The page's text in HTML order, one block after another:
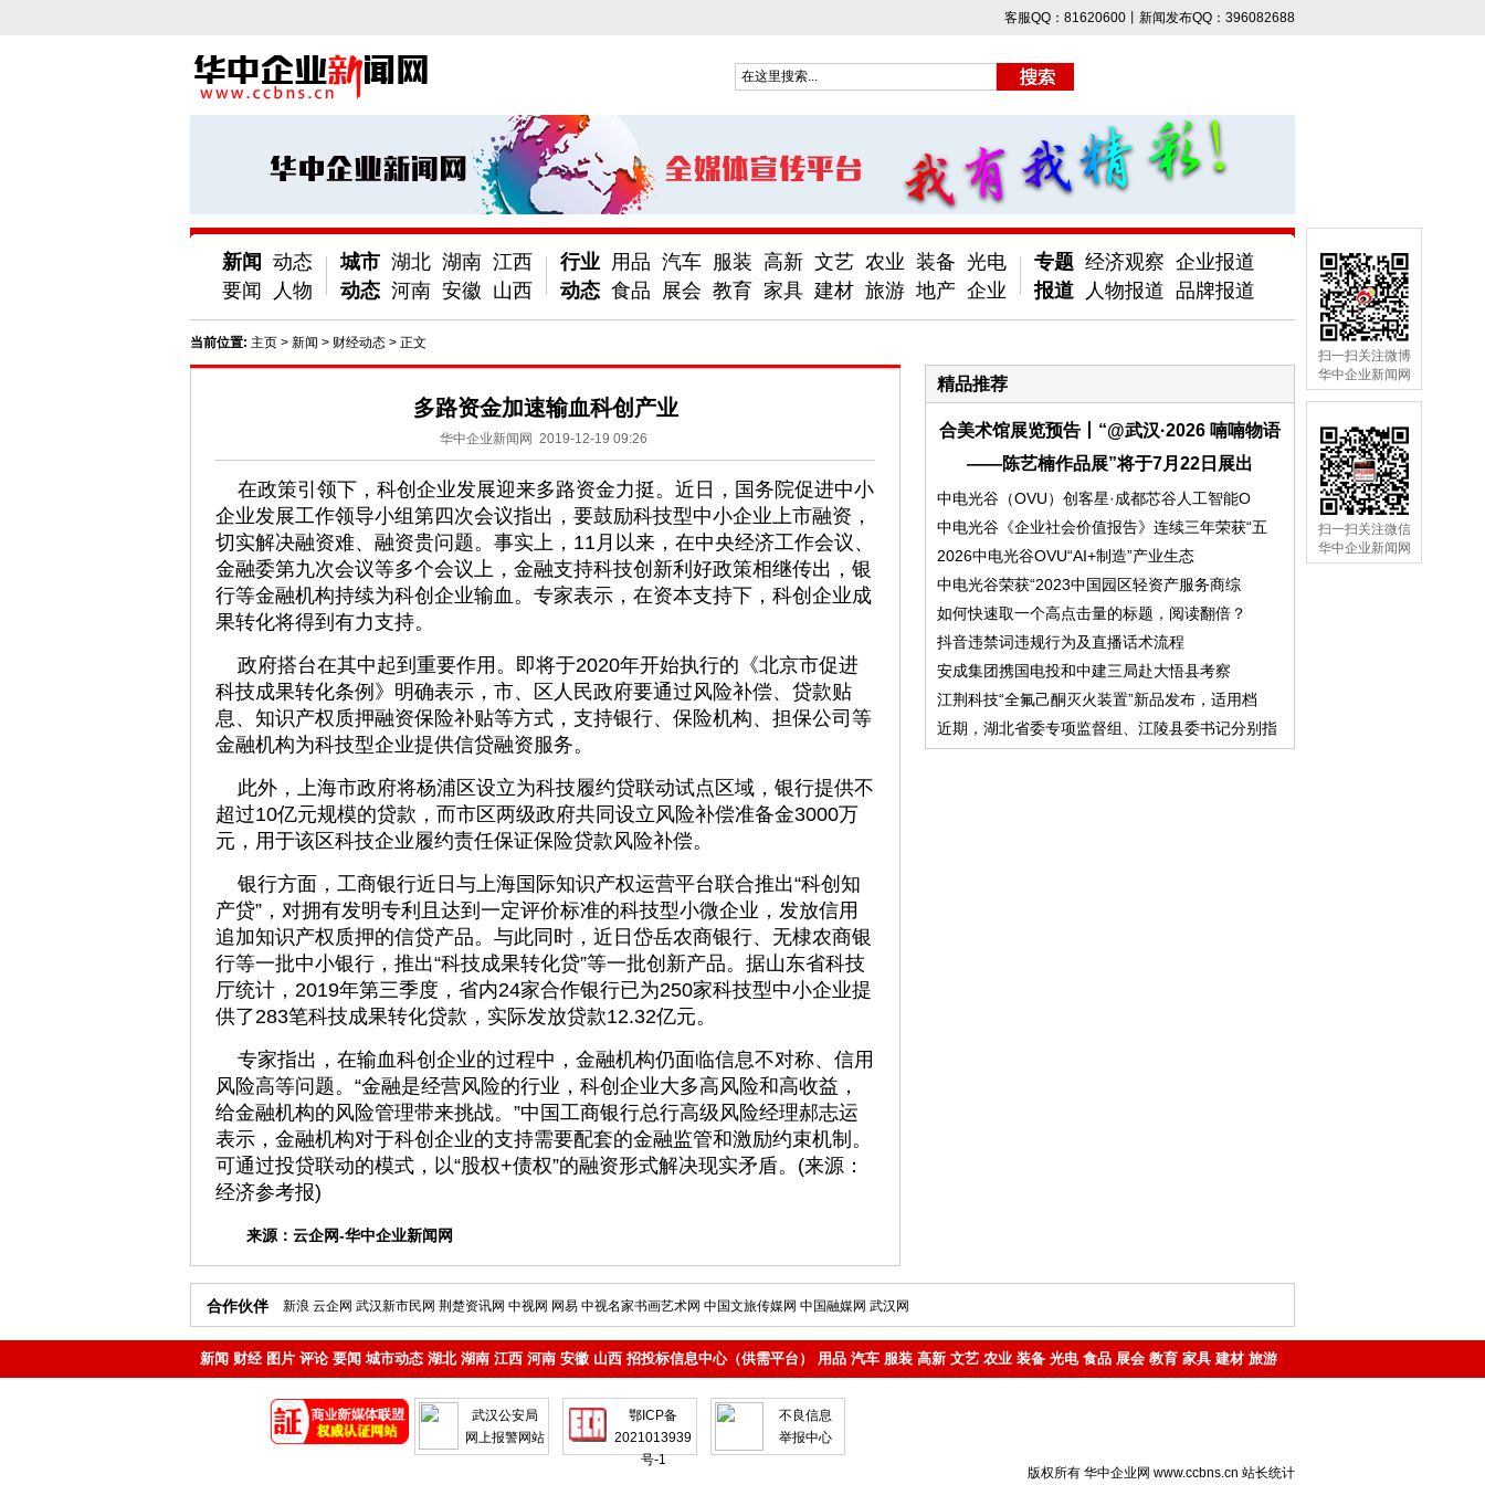
客服QQ：81620600丨新闻发布QQ：396082688
新闻
要闻
动态
人物
城市
动态
湖北 湖南 江西
河南 安徽 山西
行业
动态
用品 汽车 服装 高新 文艺 农业 装备 光电
食品
展会 教育 家具 建材 旅游 地产 企业
专题
报道
经济观察 企业报道
人物报道 品牌报道
扫一扫关注微博
华中企业新闻网
扫一扫关注微信
华中企业新闻网
当前位置: 主页 > 新闻 > 财经动态 > 正文
多路资金加速输血科创产业
华中企业新闻网 2019-12-19 09:26
在政策引领下，科创企业发展迎来多路资金力挺。近日，国务院促进中小
企业发展工作领导小组第四次会议指出，要鼓励科技型中小企业上市融资，
切实解决融资难、融资贵问题。事实上，11月以来，在中央经济工作会议、
金融委第九次会议等多个会议上，金融支持科技创新利好政策相继传出，银
行等金融机构持续为科创企业输血。专家表示，在资本支持下，科创企业成
果转化将得到有力支持。
政府搭台在其中起到重要作用。即将于2020年开始执行的《北京市促进
科技成果转化条例》明确表示，市、区人民政府要通过风险补偿、贷款贴
息、知识产权质押融资保险补贴等方式，支持银行、保险机构、担保公司等
金融机构为科技型企业提供信贷融资服务。
此外，上海市政府将杨浦区设立为科技履约贷联动试点区域，银行提供不
超过10亿元规模的贷款，而市区两级政府共同设立风险补偿准备金3000万
元，用于该区科技企业履约责任保证保险贷款风险补偿。
银行方面，工商银行近日与上海国际知识产权运营平台联合推出“科创知
产贷”，对拥有发明专利且达到一定评价标准的科技型小微企业，发放信用
追加知识产权质押的信贷产品。与此同时，近日岱岳农商银行、无棣农商银
行等一批中小银行，推出“科技成果转化贷”等一批创新产品。据山东省科技
厅统计，2019年第三季度，省内24家合作银行已为250家科技型中小企业提
供了283笔科技成果转化贷款，实际发放贷款12.32亿元。
专家指出，在输血科创企业的过程中，金融机构仍面临信息不对称、信用
风险高等问题。“金融是经营风险的行业，科创企业大多高风险和高收益，
给金融机构的风险管理带来挑战。”中国工商银行总行高级风险经理郝志运
表示，金融机构对于科创企业的支持需要配套的金融监管和激励约束机制。
可通过投贷联动的模式，以“股权+债权”的融资形式解决现实矛盾。(来源：
经济参考报)
来源： 云企网-华中企业新闻网
精品推荐
合美术馆展览预告丨“@武汉·2026 喃喃物语
——陈艺楠作品展”将于7月22日展出
中电光谷（OVU）创客星·成都芯谷人工智能O
中电光谷《企业社会价值报告》连续三年荣获“五
2026中电光谷OVU“AI+制造”产业生态
中电光谷荣获“2023中国园区轻资产服务商综
如何快速取一个高点击量的标题，阅读翻倍？
抖音违禁词违规行为及直播话术流程
安成集团携国电投和中建三局赴大悟县考察
江荆科技“全氟己酮灭火装置”新品发布，适用档
近期，湖北省委专项监督组、江陵县委书记分别指
合作伙伴 新浪 云企网 武汉新市民网 荆楚资讯网 中视网 网易 中视名家书画艺术网 中国文旅传媒网 中国融媒网 武汉网
新闻 财经 图片 评论 要闻 城市动态 湖北 湖南 江西 河南 安徽 山西 招投标信息中心（供需平台） 用品 汽车 服装 高新 文艺 农业 装备 光电 食品 展会 教育 家具 建材 旅游
武汉公安局
网上报警网站
鄂ICP备
2021013939
号-1
不良信息
举报中心
版权所有 华中企业网 www.ccbns.cn 站长统计